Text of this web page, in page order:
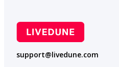
support@livedune.com